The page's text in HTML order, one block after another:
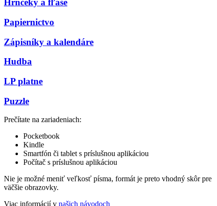
Hrnčeky a fľaše
Papiernictvo
Zápisníky a kalendáre
Hudba
LP platne
Puzzle
Prečítate na zariadeniach:
Pocketbook
Kindle
Smartfón či tablet s príslušnou aplikáciou
Počítač s príslušnou aplikáciou
Nie je možné meniť veľkosť písma, formát je preto vhodný skôr pre
väčšie obrazovky.
Viac informácií v našich návodoch